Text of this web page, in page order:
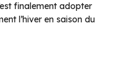
finalement adopter
l’hiver en saison du